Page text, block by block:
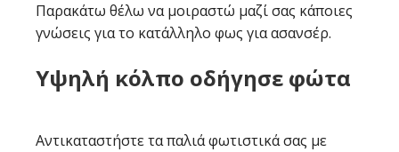
Παρακάτω θέλω να μοιραστώ μαζί σας κάποιες
γνώσεις για το κατάλληλο φως για ασανσέρ.
Υψηλή κόλπο οδήγησε φώτα
Αντικαταστήστε τα παλιά φωτιστικά σας με